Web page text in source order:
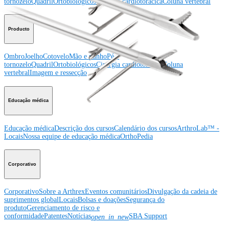
Producto
OmbroJoelhoCotoveloMão e punhoPé e
tornozeloQuadrilOrtobiológicosCirurgia cardiotorácicaColuna
vertebralImagem e ressecção
Educação médica
Educação médicaDescrição dos cursosCalendário dos cursosArthroLab™ -
LocaisNossa equipe de educação médicaOrthoPedia
Corporativo
CorporativoSobre a ArthrexEventos comunitáriosDivulgação da cadeia de
suprimentos globalLocaisBolsas e doaçõesSegurança do
produtoGerenciamento de risco e
conformidadePatentesNotíciasopen_in_newSBA Support